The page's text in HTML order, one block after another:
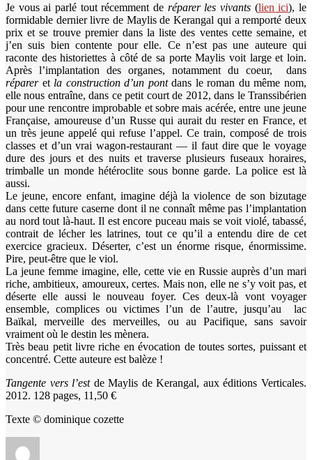
Je vous ai parlé tout récemment de réparer les vivants (lien ici), le
formidable dernier livre de Maylis de Kerangal qui a remporté deux
prix et se trouve premier dans la liste des ventes cette semaine, et
j’en suis bien contente pour elle. Ce n’est pas une auteure qui
raconte des historiettes à côté de sa porte Maylis voit large et loin.
Après l’implantation des organes, notamment du coeur, dans
répareret la construction d’un pontdans le roman du même nom,
elle nous entraîne, dans ce petit court de 2012, dans le Transsibérien
pour une rencontre improbable et sobre mais acérée, entre une jeune
Française, amoureuse d’un Russe qui aurait du rester en France, et
un très jeune appelé qui refuse l’appel. Ce train, composé de trois
classes et d’un vrai wagon-restaurant — il faut dire que le voyage
dure des jours et des nuits et traverse plusieurs fuseaux horaires,
trimballe un monde hétéroclite sous bonne garde. La police est là
aussi.
Le jeune, encore enfant, imagine déjà la violence de son bizutage
dans cette future caserne dont il ne connaît même pas l’implantation
au nord tout là-haut. Il est encore puceau mais se voit violé, tabassé,
contrait de lécher les latrines, tout ce qu’il a entendu dire de cet
exercice gracieux. Déserter, c’est un énorme risque, énormissime.
Pire, peut-être que le viol.
La jeune femme imagine, elle, cette vie en Russie auprès d’un mari
riche, ambitieux, amoureux, certes. Mais non, elle ne s’y voit pas, et
déserte elle aussi le nouveau foyer. Ces deux-là vont voyager
ensemble, complices ou victimes l’un de l’autre, jusqu’au lac
Baïkal, merveille des merveilles, ou au Pacifique, sans savoir
vraiment où le destin les mènera.
Très beau petit livre riche en évocation de toutes sortes, puissant et
concentré. Cette auteure est balèze !
Tangente vers l’estde Maylis de Kerangal, aux éditions Verticales.
2012. 128 pages, 11,50 €
Texte © dominique cozette